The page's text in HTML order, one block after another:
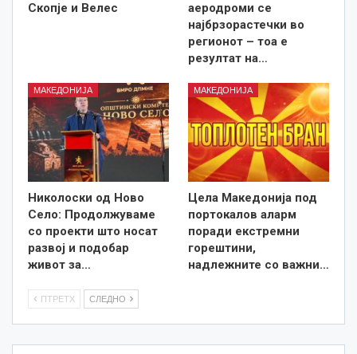
Скопје и Велес
аеродроми се
најбрзорастечки во
регионот – тоа е
резултат на…
МАКЕДОНИЈА
Николоски од Ново
Село: Продолжуваме
со проекти што носат
развој и подобар
живот за…
МАКЕДОНИЈА
Цела Македонија под
портокалов аларм
поради екстремни
горештини,
надлежните со важни…
ПТРЕТХ СЛЕДНО